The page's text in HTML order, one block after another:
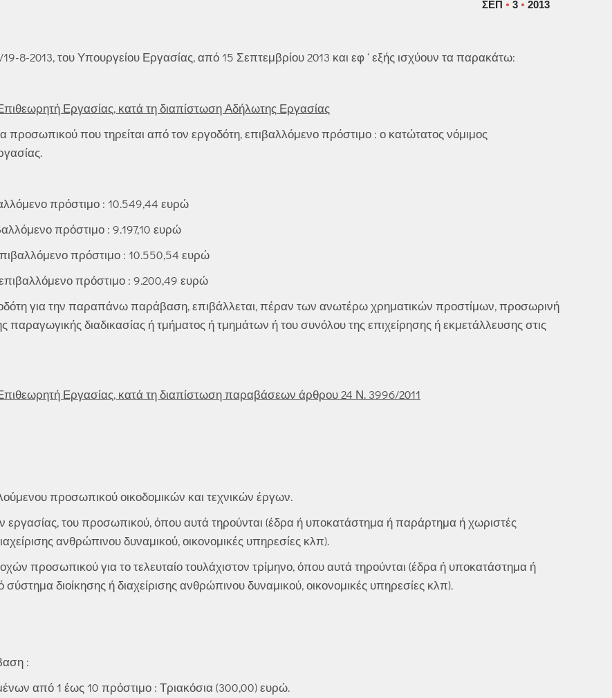
ΣΕΠ 3 2013
8-2013, του Υπουργείου Εργασίας, από 15 Σεπτεμβρίου 2013 και εφ ‘ εξής ισχύουν τα παρακάτω:
Εργασίας, κατά τη διαπίστωση Αδήλωτης Εργασίας
που τηρείται από τον εργοδότη, επιβαλλόμενο πρόστιμο : ο κατώτατος νόμιμος
πρόστιμο : 10.549,44 ευρώ
πρόστιμο : 9.197,10 ευρώ
πρόστιμο : 10.550,54 ευρώ
πρόστιμο : 9.200,49 ευρώ
για την παραπάνω παράβαση, επιβάλλεται, πέραν των ανωτέρω χρηματικών προστίμων, προσωρινή
παραγωγικής διαδικασίας ή τμήματος ή τμημάτων ή του συνόλου της επιχείρησης ή εκμετάλλευσης στις
Εργασίας, κατά τη διαπίστωση παραβάσεων άρθρου 24 Ν. 3996/2011
προσωπικού οικοδομικών και τεχνικών έργων.
του προσωπικού, όπου αυτά τηρούνται (έδρα ή υποκατάστημα ή παράρτημα ή χωριστές
ανθρώπινου δυναμικού, οικονομικές υπηρεσίες κλπ).
προσωπικού για το τελευταίο τουλάχιστον τρίμηνο, όπου αυτά τηρούνται (έδρα ή υποκατάστημα ή
διοίκησης ή διαχείρισης ανθρώπινου δυναμικού, οικονομικές υπηρεσίες κλπ).
:
από 1 έως 10 πρόστιμο : Τριακόσια (300,00) ευρώ.